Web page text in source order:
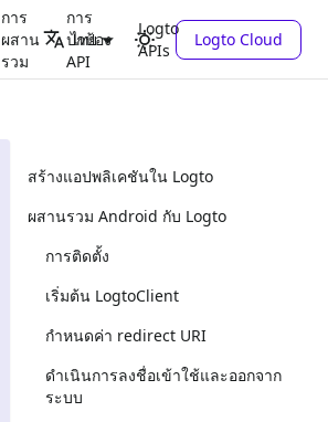
การ
ผสาน
รวม
การ
ปกป้อง
API
Logto
APIs
ไทย Logto Cloud
สร้างแอปพลิเคชันใน Logto
ผสานรวม Android กับ Logto
การติดตั้ง
เริ่มต้น LogtoClient
กำหนดค่า redirect URI
ดำเนินการลงชื่อเข้าใช้และออกจาก
ระบบ